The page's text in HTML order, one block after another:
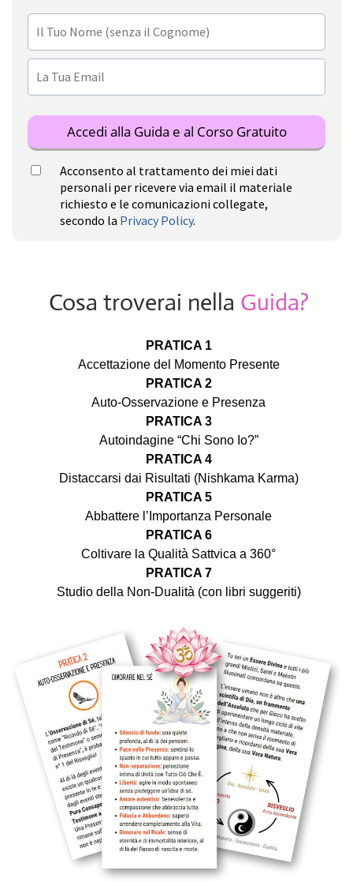
Accedi alla Guida e al Corso Gratuito
Acconsento al trattamento dei miei dati
personali per ricevere via email il materiale
richiesto e le comunicazioni collegate,
secondo la Privacy Policy.
Cosa troverai nella Guida?
PRATICA 1
Accettazione del Momento Presente
PRATICA 2
Auto-Osservazione e Presenza
PRATICA 3
Autoindagine “Chi Sono Io?”
PRATICA 4
Distaccarsi dai Risultati (Nishkama Karma)
PRATICA 5
Abbattere l’Importanza Personale
PRATICA 6
Coltivare la Qualità Sattvica a 360°
PRATICA 7
Studio della Non-Dualità (con libri suggeriti)